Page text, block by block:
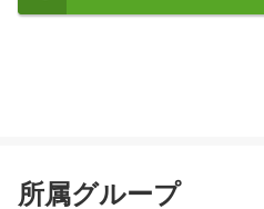
所属グループ